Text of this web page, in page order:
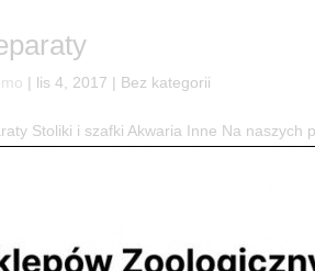
| lis 4, 2017 | Bez kategorii
i szafki Akwaria Inne Na naszych